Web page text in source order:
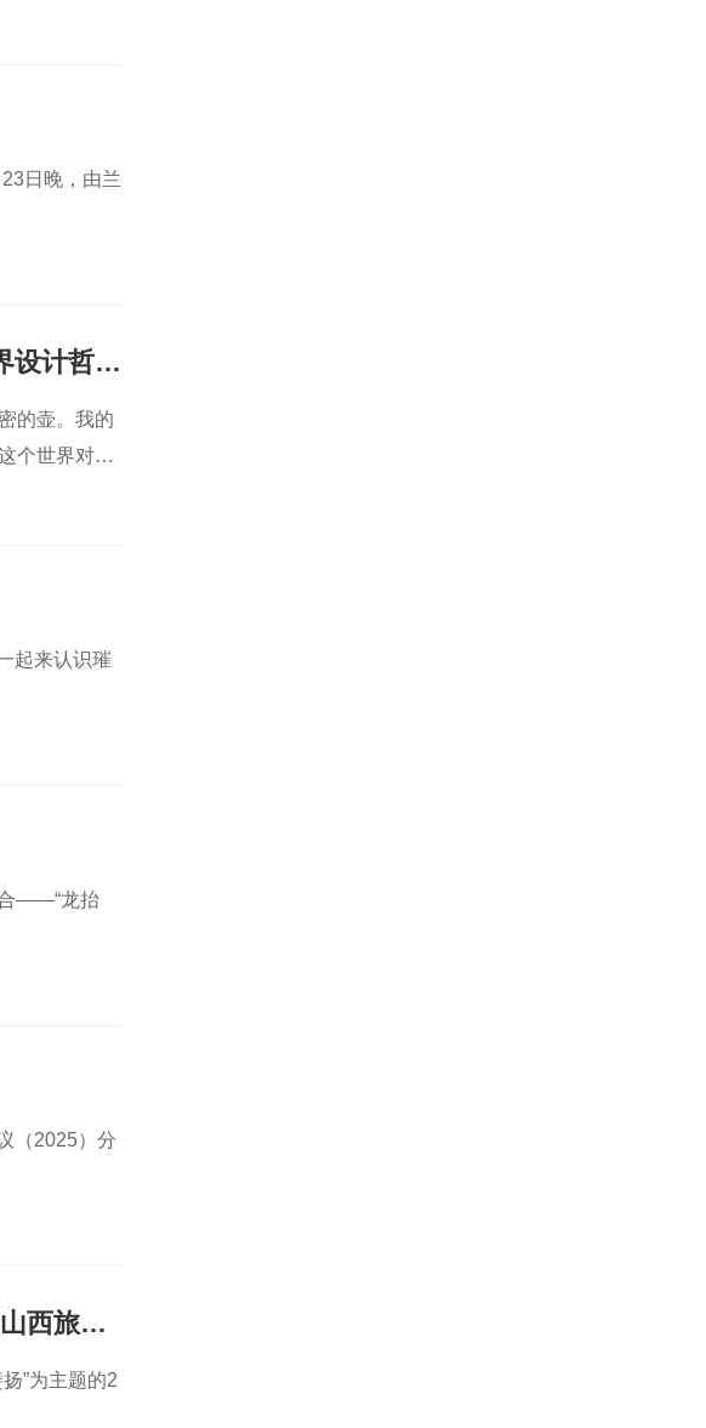
日晚，由兰
耀州窑青釉提梁倒灌壶：从古代“黑科技”到世界设计哲学，一壶通联的匠心宇宙
的壶。我的
个世界对话
起来认识璀
合——“龙抬
（2025）分
“晋韵斐扬” 2026斐济欢乐春节系列活动暨中国山西旅游文化推广年启动仪式成功举办
”为主题的2